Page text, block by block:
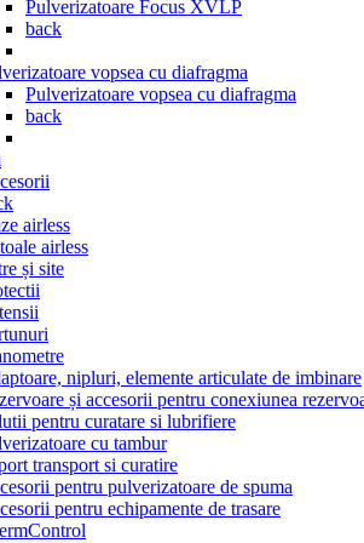
Pulverizatoare Focus XVLP
back
vopsea cu diafragma
Pulverizatoare vopsea cu diafragma
back
airless
airless
și site
nipluri, elemente articulate de imbinare
și accesorii pentru conexiunea
pentru curatare si lubrifiere
cu tambur
transport si curatire
pentru pulverizatoare de spuma
pentru echipamente de trasare